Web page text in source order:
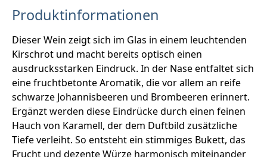
Produktinformationen
Dieser Wein zeigt sich im Glas in einem leuchtenden
Kirschrot und macht bereits optisch einen
ausdrucksstarken Eindruck. In der Nase entfaltet sich
eine fruchtbetonte Aromatik, die vor allem an reife
schwarze Johannisbeeren und Brombeeren erinnert.
Ergänzt werden diese Eindrücke durch einen feinen
Hauch von Karamell, der dem Duftbild zusätzliche
Tiefe verleiht. So entsteht ein stimmiges Bukett, das
Frucht und dezente Würze harmonisch miteinander